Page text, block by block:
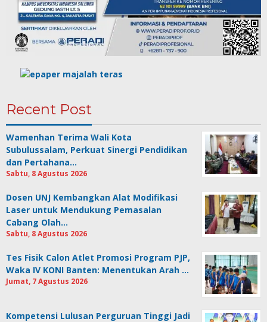
Recent Post
Wamenhan Terima Wali Kota
Subulussalam, Perkuat Sinergi Pendidikan
dan Pertahana…
Sabtu, 8 Agustus 2026
Dosen UNJ Kembangkan Alat Modifikasi
Laser untuk Mendukung Pemasalan
Cabang Olah…
Sabtu, 8 Agustus 2026
Tes Fisik Calon Atlet Promosi Program PJP,
Waka IV KONI Banten: Menentukan Arah …
Jumat, 7 Agustus 2026
Kompetensi Lulusan Perguruan Tinggi Jadi